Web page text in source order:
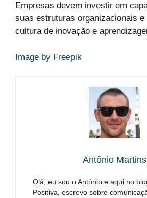
Empresas devem investir em
suas estruturas organizacionais e
cultura de inovação e
Image by Freepik
Antônio Martins
Olá, eu sou o Antônio e aqui no
Positiva, escrevo sobre